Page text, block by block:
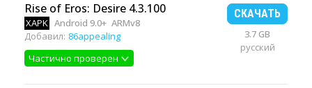
Rise of Eros: Desire 4.3.100
XAPK Android 9.0+ ARMv8
Добавил: 86appealing
Частично проверен
СКАЧАТЬ
3.7 GB
русский